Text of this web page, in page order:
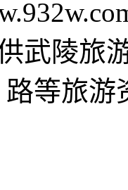
武陵旅
路等旅游